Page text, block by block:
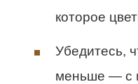
которое
Убедитесь,
меньше — с